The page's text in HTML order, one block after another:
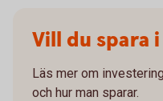
Vill du spara
Läs mer om
och hur man sparar.